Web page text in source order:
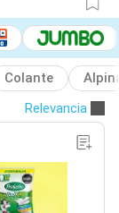
Colante
Relevancia